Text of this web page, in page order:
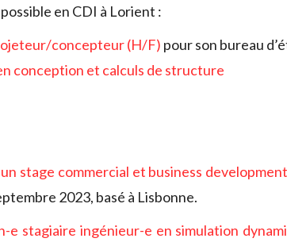
en CDI à Lorient :
concepteur (H/F) pour son bureau
conception et calculs de structure
un stage commercial et business development
2023, basé à Lisbonne.
e stagiaire ingénieur-e en simulation